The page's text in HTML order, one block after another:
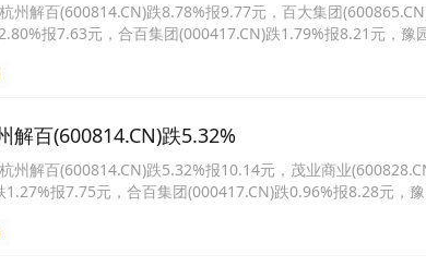
州解百(600814.CN)跌8.78%报9.77元，百大集团
报7.63元，合百集团(000417.CN)跌1.79%报8.21元，豫
解百(600814.CN)跌5.32%
州解百(600814.CN)跌5.32%报10.14元，茂业商业
报7.75元，合百集团(000417.CN)跌0.96%报8.28元，